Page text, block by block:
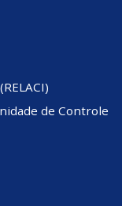
de Controle